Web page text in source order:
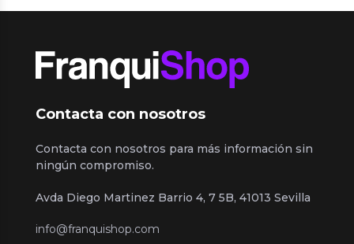
Contacta con nosotros
Contacta con nosotros para más información sin
ningún compromiso.
Avda Diego Martinez Barrio 4, 7 5B, 41013 Sevilla
info@franquishop.com